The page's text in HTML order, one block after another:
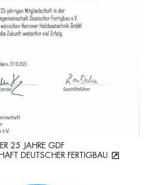
25 JAHRE GDF
DEUTSCHER FERTIGBAU